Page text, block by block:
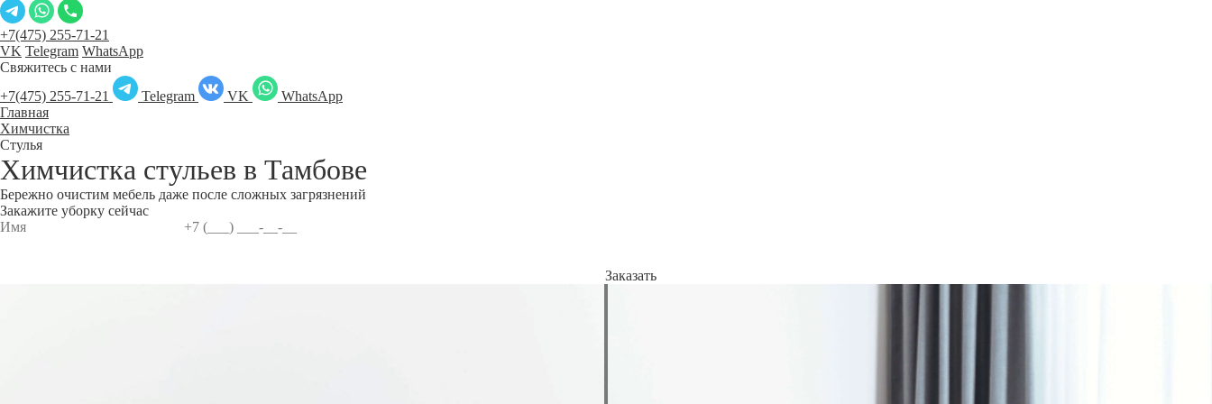
+7(475) 255-71-21
VK Telegram WhatsApp
Свяжитесь с нами
+7(475) 255-71-21
Telegram VK
WhatsApp
Главная
Химчистка
Стулья
Химчистка стульев в Тамбове
Бережно очистим мебель даже после сложных загрязнений
Закажите уборку сейчас
Заказать